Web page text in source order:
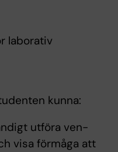
laborativ
kunna:
utföra ven-
visa förmåga att